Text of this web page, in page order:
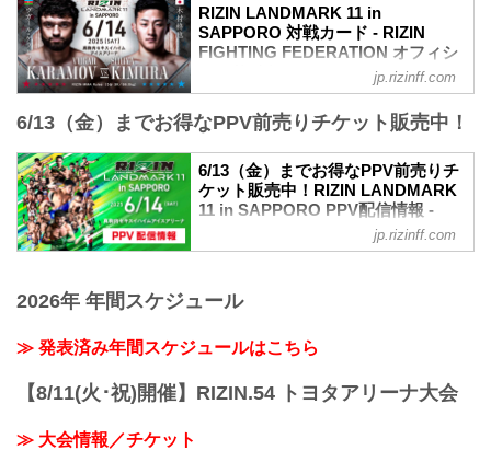
- YouTube
youtu.be
RIZIN LANDMARK 11 in SAPPORO 大会
2025年6月14日（土）12:00開場（予定）/
14:00開始（予定）
※オープニングファイトは12:30開始予定
※開場・開始時間は予定です。決定次第
RIZIN FFオフィシャルサイトにてご案内
します。
19:00〜20:00頃
予定時間が前後することがありますので
真駒内セキスイハイ...
RIZIN LANDMARK 11 in
SAPPORO 対戦カード - RIZIN
FIGHTING FEDERATION オフィシ
RIZIN MMAルール：5分3R（66.0kg）
堀江圭功 vs. 西川大和
RIZIN MMAルール：5分3R（71.0kg）
堀江圭功 vs. 西川大和
ビクター・コレスニック vs. SASUKE
RIZIN MMAルール：5分 3R（66.0kg）
ンス・アウンアラー
jp.rizinff.com
6/13（金）までお得なPPV前売りチケット販売中！
6/13（金）までお得なPPV前売りチ
ケット販売中！RIZIN LANDMARK
11 in SAPPORO PPV配信情報 -
RIZIN FIGHTING FEDERATION オ
フィシャルサイト
PPV配信チケットが、5月26日（月）12
NEXT、RIZIN LIVEにて販売がスタート
するぞ！
お得なPPV前売りチケットは、大会前日
の6月13日（金）23:59まで販売！
jp.rizinff.com
2026年 年間スケジュール
≫ 発表済み年間スケジュールはこちら
【8/11(火･祝)開催】RIZIN.54 トヨタアリーナ大会
≫ 大会情報／チケット